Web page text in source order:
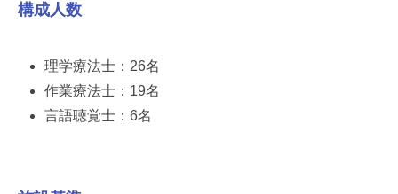
構成人数
理学療法士：26名
作業療法士：19名
言語聴覚士：6名